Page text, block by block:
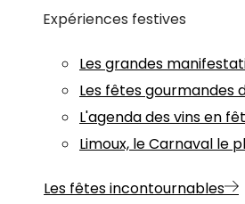
Expériences festives
Les grandes
Les fêtes gourmandes
L'agenda des vins en
Limoux, le Carnaval le
Les fêtes incontournables